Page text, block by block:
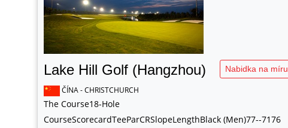
Lake Hill Golf (Hangzhou) Nabidka na míru
ČÍNA - CHRISTCHURCH
The Course18-Hole
CourseScorecardTeeParCRSlopeLengthBlack (Men)77--7176